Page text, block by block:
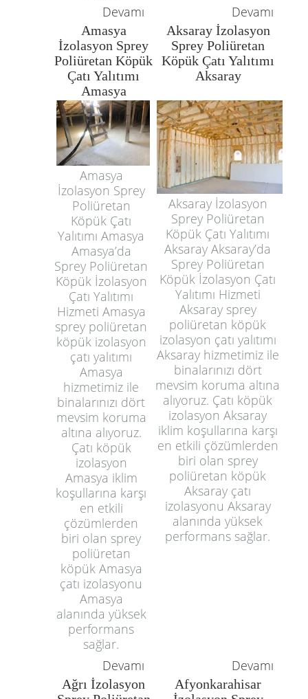
Devamı Devamı
Amasya
İzolasyon Sprey
Poliüretan Köpük
Çatı Yalıtımı
Amasya
Aksaray İzolasyon
Sprey Poliüretan
Köpük Çatı Yalıtımı
Aksaray
Amasya
İzolasyon Sprey
Poliüretan
Köpük Çatı
Yalıtımı Amasya
Amasya’da
Sprey Poliüretan
Köpük İzolasyon
Çatı Yalıtımı
Hizmeti Amasya
sprey poliüretan
köpük izolasyon
çatı yalıtımı
Amasya
hizmetimiz ile
binalarınızı dört
mevsim koruma
altına alıyoruz.
Çatı köpük
izolasyon
Amasya iklim
koşullarına karşı
en etkili
çözümlerden
biri olan sprey
poliüretan
köpük Amasya
çatı izolasyonu
Amasya
alanında yüksek
performans
sağlar.
Aksaray İzolasyon
Sprey Poliüretan
Köpük Çatı Yalıtımı
Aksaray Aksaray’da
Sprey Poliüretan
Köpük İzolasyon Çatı
Yalıtımı Hizmeti
Aksaray sprey
poliüretan köpük
izolasyon çatı yalıtımı
Aksaray hizmetimiz ile
binalarınızı dört
mevsim koruma altına
alıyoruz. Çatı köpük
izolasyon Aksaray
iklim koşullarına karşı
en etkili çözümlerden
biri olan sprey
poliüretan köpük
Aksaray çatı
izolasyonu Aksaray
alanında yüksek
performans sağlar.
Devamı Devamı
Ağrı İzolasyon
Afyonkarahisar